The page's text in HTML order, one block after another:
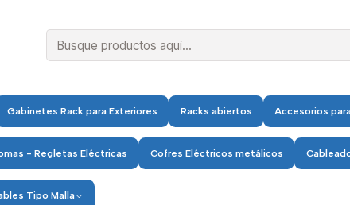
Gabinetes Rack para Exteriores Racks abiertos Accesorios
- Regletas Eléctricas Cofres Eléctricos metálicos
Tipo Malla